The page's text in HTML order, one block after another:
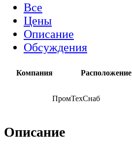
Все
Цены
Описание
Обсуждения
Компания Расположение
ПромТехСнаб
Описание